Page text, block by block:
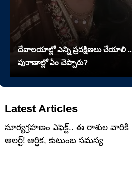
దేవాలయాల్లో ఎన్ని ప్రదక్షిణలు చేయాలి ..
పురాణాల్లో ఏం చెప్పారు?
Latest Articles
సూర్యగ్రహణం ఎఫెక్ట్.. ఈ రాశుల వారికి
అలర్ట్! ఆర్థిక, కుటుంబ సమస్య